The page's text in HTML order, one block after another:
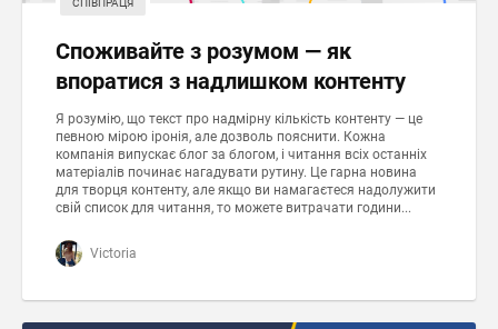
СПІВПРАЦЯ
Споживайте з розумом — як
впоратися з надлишком контенту
Я розумію, що текст про надмірну кількість контенту — це
певною мірою іронія, але дозволь пояснити. Кожна
компанія випускає блог за блогом, і читання всіх останніх
матеріалів починає нагадувати рутину. Це гарна новина
для творця контенту, але якщо ви намагаєтеся надолужити
свій список для читання, то можете витрачати години...
Victoria